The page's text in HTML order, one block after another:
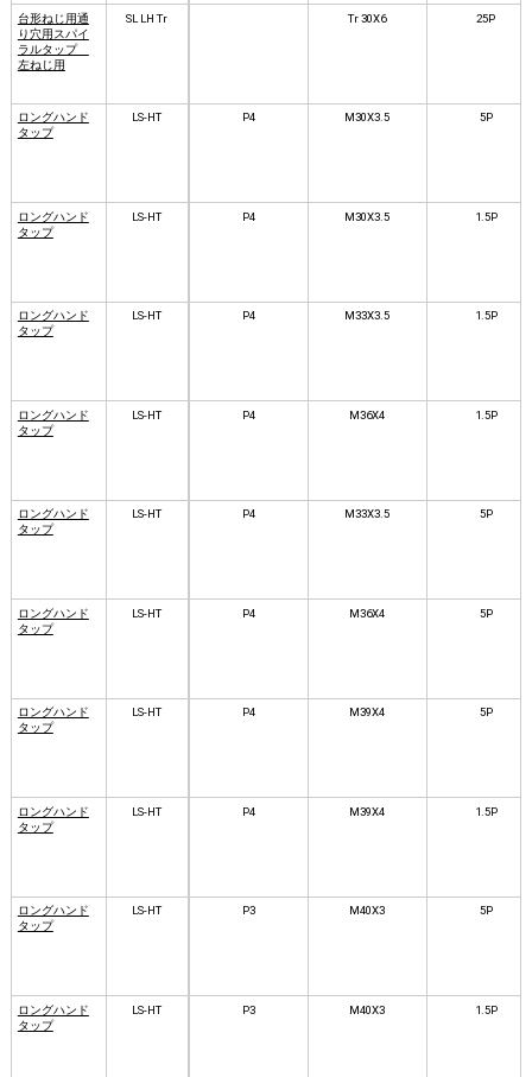
台形ねじ用通
り穴用スパイ
ラルタップ
左ねじ用
SL LH Tr Tr 30X6 25P
ロングハンド
タップ
LS-HT P4 M30X3.5 5P
ロングハンド
タップ
LS-HT P4 M30X3.5 1.5P
ロングハンド
タップ
LS-HT P4 M33X3.5 1.5P
ロングハンド
タップ
LS-HT P4 M36X4 1.5P
ロングハンド
タップ
LS-HT P4 M33X3.5 5P
ロングハンド
タップ
LS-HT P4 M36X4 5P
ロングハンド
タップ
LS-HT P4 M39X4 5P
ロングハンド
タップ
LS-HT P4 M39X4 1.5P
ロングハンド
タップ
LS-HT P3 M40X3 5P
ロングハンド
タップ
LS-HT P3 M40X3 1.5P